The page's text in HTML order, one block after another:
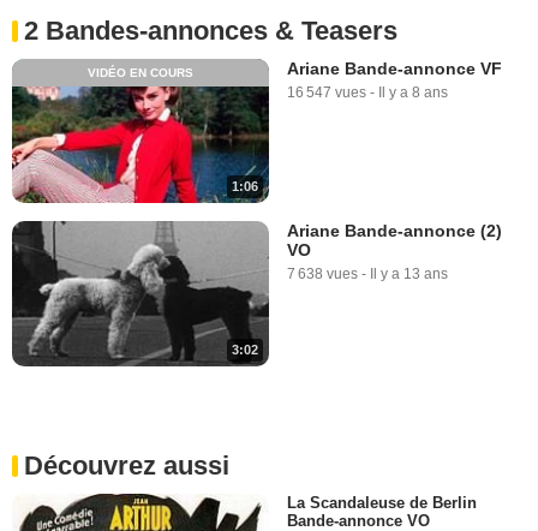
2 Bandes-annonces & Teasers
1:06
VIDÉO EN COURS Ariane Bande-annonce VF
16 547 vues - Il y a 8 ans
3:02
Ariane Bande-annonce (2)
VO
7 638 vues - Il y a 13 ans
Découvrez aussi
La Scandaleuse de Berlin
Bande-annonce VO